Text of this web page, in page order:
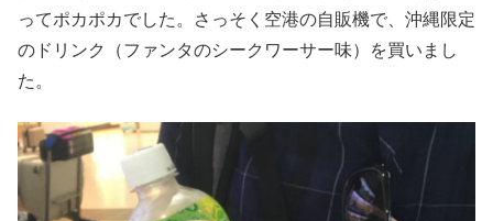
ってポカポカでした。さっそく空港の自販機で、沖縄限定
のドリンク（ファンタのシークワーサー味）を買いまし
た。